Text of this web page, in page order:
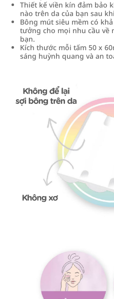
Thiết kế viền kín đảm bảo
nào trên da của bạn sau
Bông mút siêu mềm có
tưởng cho mọi nhu cầu về
bạn.
Kích thước mỗi tấm 50 x
sáng huỳnh quang và an